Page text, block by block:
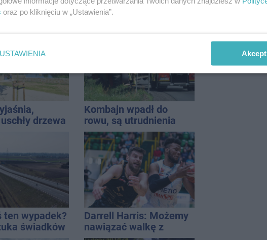
Rąbinie.
kierowcy
Kiedy samochód
przestaje nadawać się
drzewa
Kombajn wpadł do
rowu, są utrudnienia
ten wypadek?
świadków
Darrell Harris: Możemy
nawiązać walkę z
oraz po kliknięciu w „Ustawienia”.
USTAWIENIA